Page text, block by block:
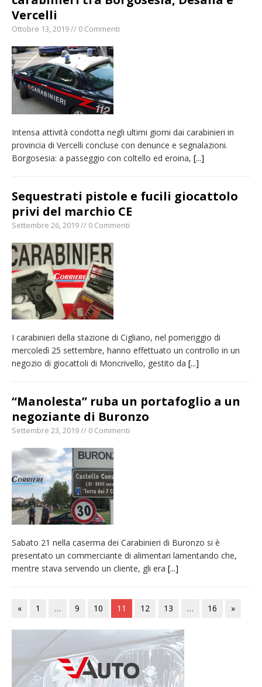
Vercelli
Ottobre 13, 2019 // 0 Commenti
Intensa attività condotta negli ultimi giorni dai carabinieri in
provincia di Vercelli concluse con denunce e segnalazioni.
Borgosesia: a passeggio con coltello ed eroina, [...]
Sequestrati pistole e fucili giocattolo
privi del marchio CE
Settembre 26, 2019 // 0 Commenti
I carabinieri della stazione di Cigliano, nel pomeriggio di
mercoledì 25 settembre, hanno effettuato un controllo in un
negozio di giocattoli di Moncrivello, gestito da [...]
“Manolesta” ruba un portafoglio a un
negoziante di Buronzo
Settembre 23, 2019 // 0 Commenti
Sabato 21 nella caserma dei Carabinieri di Buronzo si è
presentato un commerciante di alimentari lamentando che,
mentre stava servendo un cliente, gli era [...]
« 1 … 9 10 11 12 13 … 16 »